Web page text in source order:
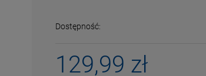
Dostępność:
129,99 zł